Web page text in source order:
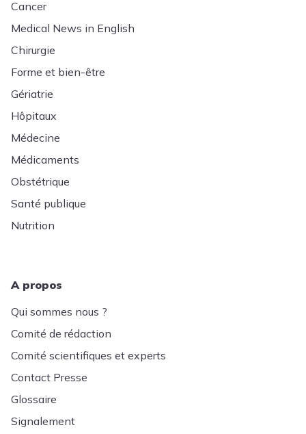
Cancer
Medical News in English
Chirurgie
Forme et bien-être
Gériatrie
Hôpitaux
Médecine
Médicaments
Obstétrique
Santé publique
Nutrition
A propos
Qui sommes nous ?
Comité de rédaction
Comité scientifiques et experts
Contact Presse
Glossaire
Signalement